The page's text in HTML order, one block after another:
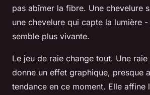
pas abîmer la fibre. Une chevelure
une chevelure qui capte la lumière
semble plus vivante.
Le jeu de raie change tout. Une
donne un effet graphique, presque
tendance en ce moment. Elle affine